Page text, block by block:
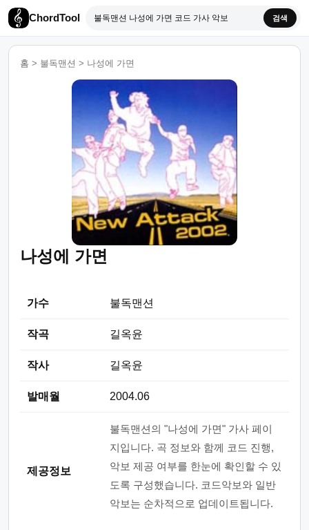
ChordTool 검색
홈 > 불독맨션 > 나성에 가면
나성에 가면
가수 불독맨션
작곡 길옥윤
작사 길옥윤
발매월 2004.06
제공정보
불독맨션의 "나성에 가면" 가사 페이
지입니다. 곡 정보와 함께 코드 진행,
악보 제공 여부를 한눈에 확인할 수 있
도록 구성했습니다. 코드악보와 일반
악보는 순차적으로 업데이트됩니다.